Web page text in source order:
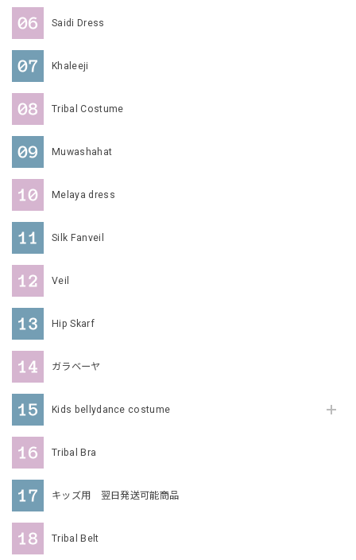
Saidi Dress
Khaleeji
Tribal Costume
Muwashahat
Melaya dress
Silk Fanveil
Veil
Hip Skarf
ガラベーヤ
Kids bellydance costume
Tribal Bra
キッズ用 翌日発送可能商品
Tribal Belt